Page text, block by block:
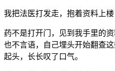
我把法医打发走，抱着资料上
药不是打开门，见到我手里的
也不言语，自己埋头开始翻查
起头，长长叹了口气。